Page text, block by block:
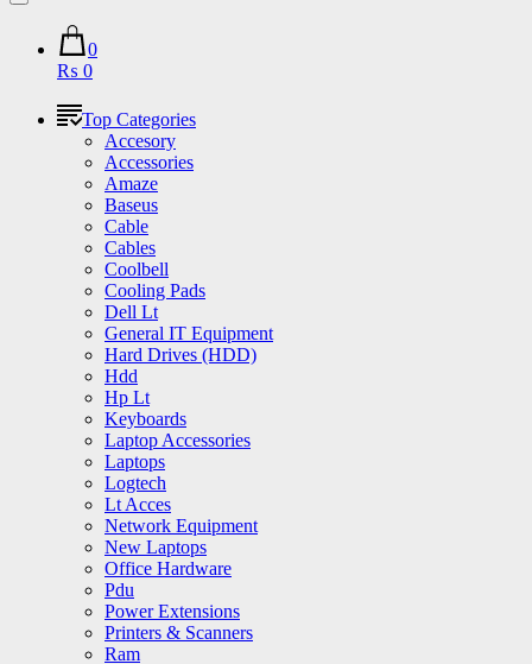
0
₨ 0
Top Categories
Accesory
Accessories
Amaze
Baseus
Cable
Cables
Coolbell
Cooling Pads
Dell Lt
General IT Equipment
Hard Drives (HDD)
Hdd
Hp Lt
Keyboards
Laptop Accessories
Laptops
Logtech
Lt Acces
Network Equipment
New Laptops
Office Hardware
Pdu
Power Extensions
Printers & Scanners
Ram